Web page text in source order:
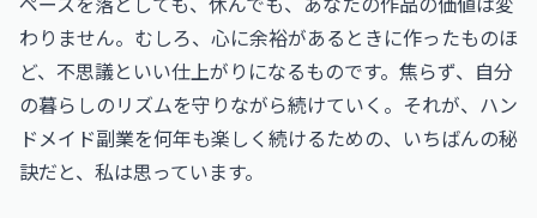
わりません。むしろ、心に余裕があるときに作ったものほ
ど、不思議といい仕上がりになるものです。焦らず、自分
の暮らしのリズムを守りながら続けていく。それが、ハン
ドメイド副業を何年も楽しく続けるための、いちばんの秘
訣だと、私は思っています。